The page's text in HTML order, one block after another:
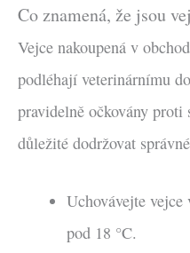
Co znamená, že jsou
Vejce nakoupená v
podléhají veterinárnímu
pravidelně očkovány proti
důležité dodržovat
Uchovávejte
pod 18 °C.